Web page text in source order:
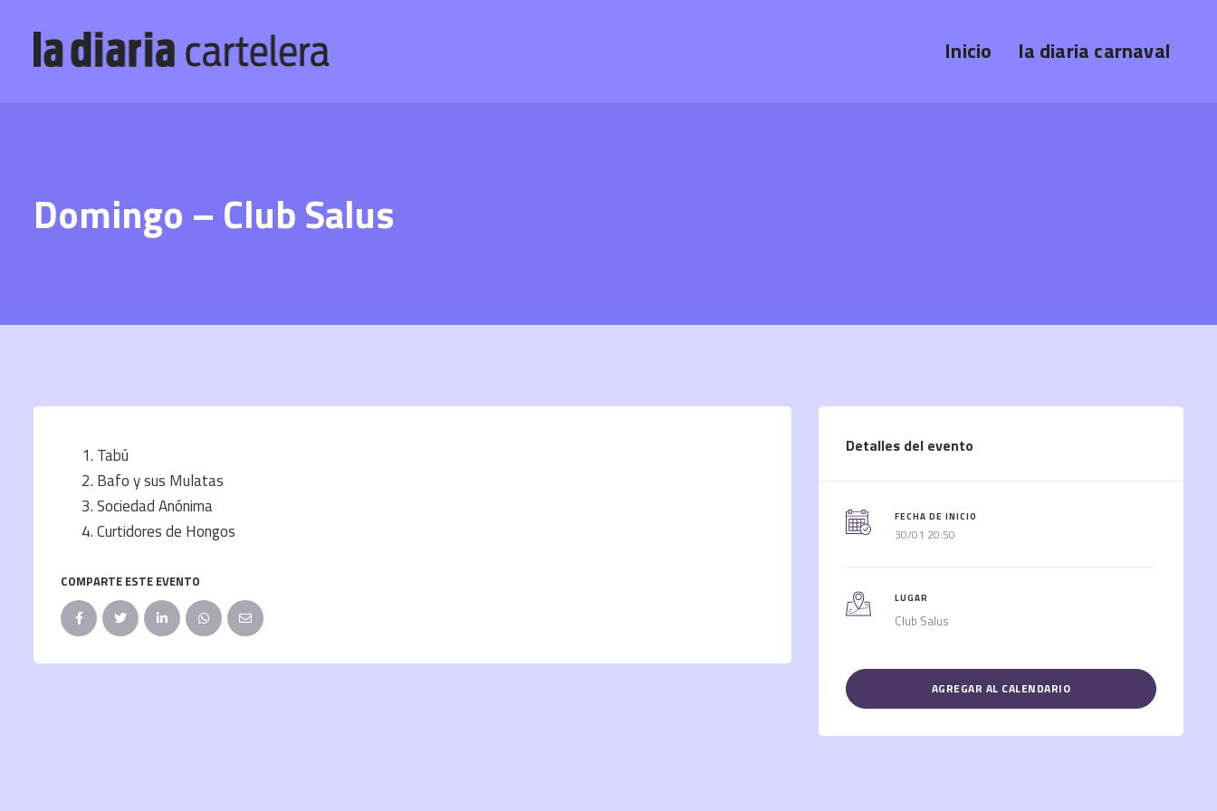
Inicio la diaria carnaval
Domingo – Club Salus
Tabú
Bafo y sus Mulatas
Sociedad Anónima
Curtidores de Hongos
COMPARTE ESTE EVENTO
Detalles del evento
FECHA DE INICIO
30/01 20:50
LUGAR
Club Salus
AGREGAR AL CALENDARIO